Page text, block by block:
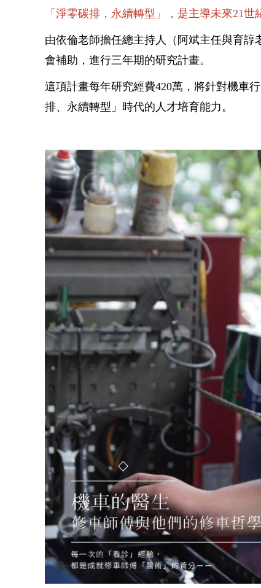
「淨零碳排，永續轉型」，是主導未來21
由依倫老師擔任總主持人（阿斌主任與育
會補助，進行三年期的研究計畫。
這項計畫每年研究經費420萬，將針對機車
排、永續轉型」時代的人才培育能力。